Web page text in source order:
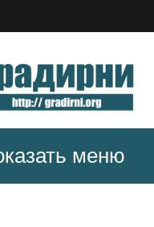
меню